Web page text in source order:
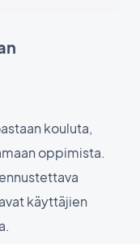
kouluta,
oppimista.
käyttäjien